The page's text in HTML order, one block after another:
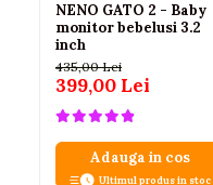
NENO GATO 2 - Baby
monitor bebelusi 3.2
inch
435,00 Lei
399,00 Lei
Adauga in cos
Ultimul produs in stoc